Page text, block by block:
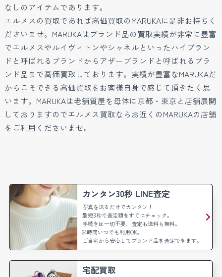
なしのアイテムであります。
エルメスの買取であれば高価買取のMARUKAに是非お持ちく
ださいませ。MARUKAはブランド品の買取実績が非常に豊富
でエルメスやルイヴィトンやシャネルといったハイブラン
ドと呼ばれるブランドからアザーブランドと呼ばれるブラ
ンド品まで高価買取しております。実績が豊富なMARUKAだ
からこそできる高価買取をお客様自身で感じて頂きたく思
います。MARUKAは老舗質屋を母体に京都・東京と店舗展開
しておりますのでエルメス買取ならお近くのMARUKAの店舗
をご利用くださいませ。
カンタン30秒 LINE査定
写真を送るだけでカンタン！
最短3秒で査定額をすぐにチェック。
手続きは一切不要、査定も送料も無料。
24時間いつでも利用OK。
ご自宅から安心してブランド品を査定できます。
宅配買取